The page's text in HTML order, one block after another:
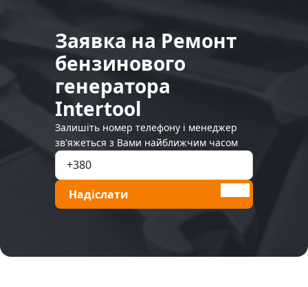
Заявка на Ремонт
бензинового
генератора
Intertool
Залишіть номер телефону і менеджер
зв'яжеться з Вами найближчим часом
Надіслати